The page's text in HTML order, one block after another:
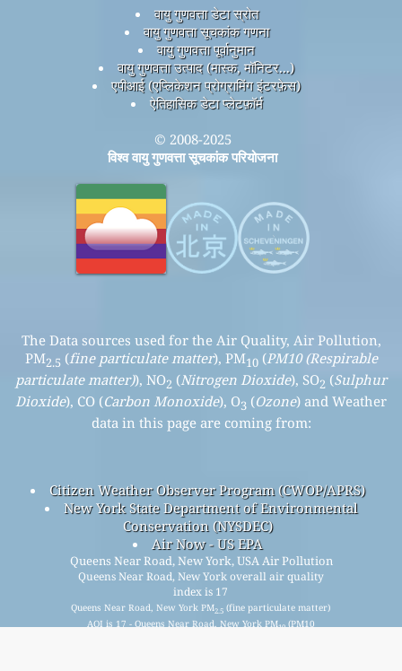
वायु गुणवत्ता डेटा स्रोत
वायु गुणवत्ता सूचकांक गणना
वायु गुणवत्ता पूर्वानुमान
वायु गुणवत्ता उत्पाद (मास्क, मॉनिटर...)
एपीआई (एप्लिकेशन प्रोग्रामिंग इंटरफ़ेस)
ऐतिहासिक डेटा प्लेटफ़ॉर्म
© 2008-2025
विश्व वायु गुणवत्ता सूचकांक परियोजना
The Data sources used for the Air Quality, Air Pollution,
PM2.5 (fine particulate matter), PM10(PM10 (Respirable
particulate matter)), NO2 (Nitrogen Dioxide), SO2 (Sulphur
Dioxide), CO (Carbon Monoxide), O3 (Ozone) and Weather
data in this page are coming from:
Citizen Weather Observer Program (CWOP/APRS)
New York State Department of Environmental
Conservation (NYSDEC)
Air Now - US EPA
Queens Near Road, New York, USA Air Pollution
Queens Near Road, New York overall air quality
index is 17
Queens Near Road, New York PM2.5 (fine particulate matter)
AQI is 17 - Queens Near Road, New York PM10(PM10